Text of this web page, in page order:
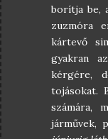
borítja be,
zuzmóra
kártevő
gyakran
kérgére,
tojásokat.
számára,
járművek,